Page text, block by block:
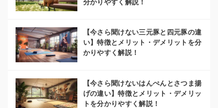
分かりやすく解説！
【今さら聞けない三元豚と四元豚の違
い】特徴とメリット・デメリットを分
かりやすく解説！
【今さら聞けないはんぺんとさつま揚
げの違い】特徴とメリット・デメリッ
トを分かりやすく解説！